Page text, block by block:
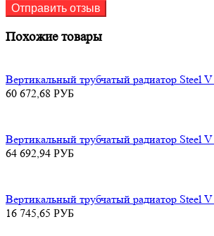
Похожие товары
Вертикальный трубчатый радиатор Steel
60 672,68 РУБ
Вертикальный трубчатый радиатор Steel
64 692,94 РУБ
Вертикальный трубчатый радиатор Steel
16 745,65 РУБ